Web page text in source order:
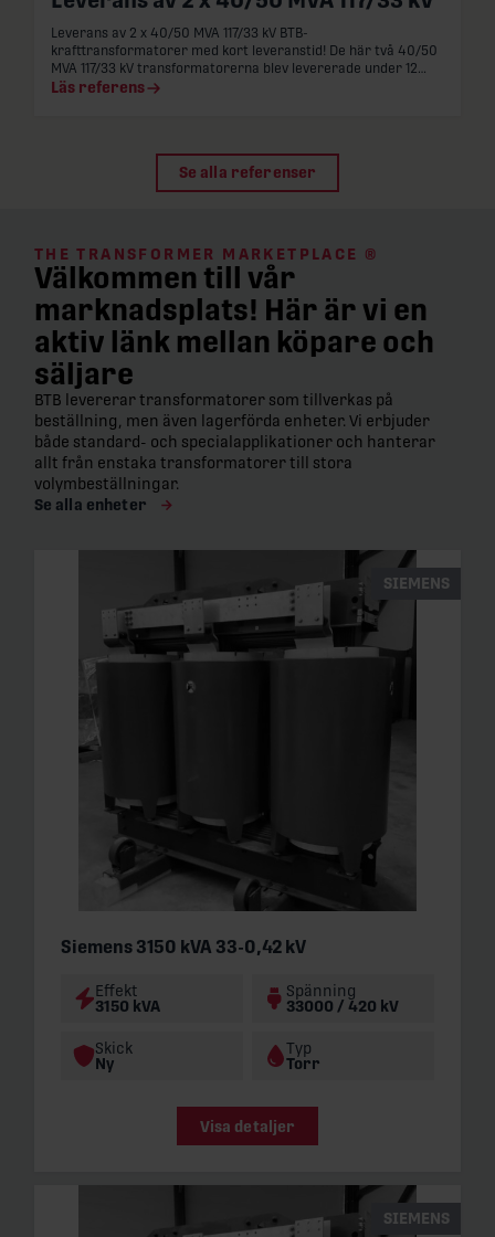
Leverans av 2 x 40/50 MVA 117/33 kV BTB-
krafttransformatorer med kort leveranstid! De här två 40/50
MVA 117/33 kV transformatorerna blev levererade under 12
månader…
Läs referens
Se alla referenser
THE TRANSFORMER MARKETPLACE ®
Välkommen till vår
marknadsplats! Här är vi en
aktiv länk mellan köpare och
säljare
BTB levererar transformatorer som tillverkas på
beställning, men även lagerförda enheter. Vi erbjuder
både standard- och specialapplikationer och hanterar
allt från enstaka transformatorer till stora
volymbeställningar.
Se alla enheter
SIEMENS
Siemens 3150 kVA 33-0,42 kV
Effekt
3150 kVA
Spänning
33000 / 420 kV
Skick
Ny
Typ
Torr
Visa detaljer
SIEMENS